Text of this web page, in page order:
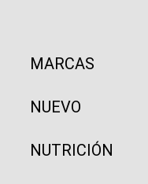
MARCAS
NUEVO
NUTRICIÓN